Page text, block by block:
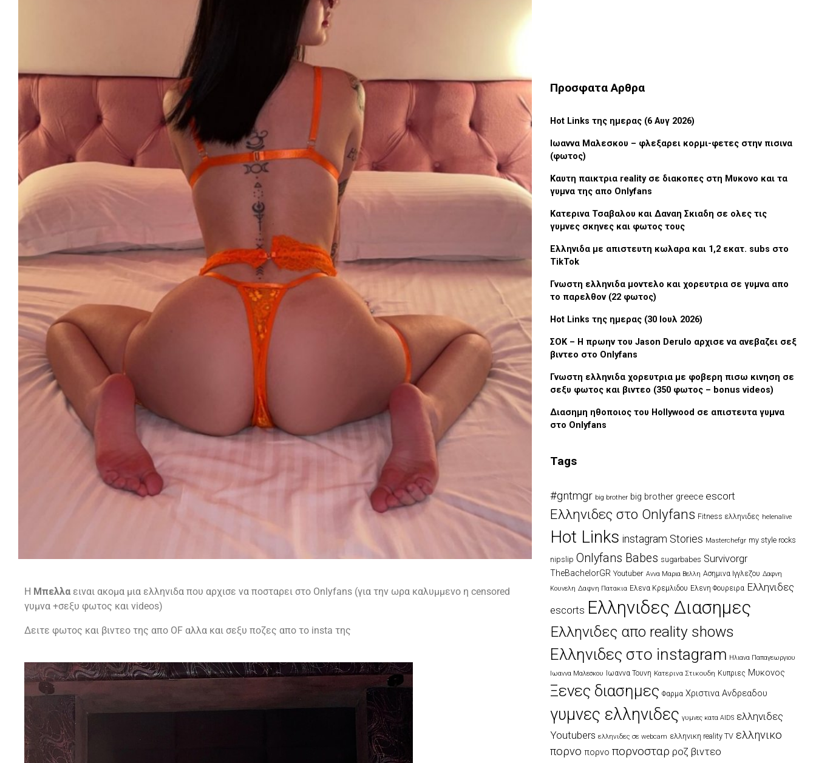
Η Μπελλα ειναι ακομα μια ελληνιδα που αρχισε να ποσταρει στο Onlyfans (για την ωρα καλυμμενο η censored
γυμνα +σεξυ φωτος και videos)
Δειτε φωτος και βιντεο της απο OF αλλα και σεξυ ποζες απο το insta της
Προσφατα Αρθρα
Hot Links της ημερας (6 Αυγ 2026)
Ιωαννα Μαλεσκου – φλεξαρει κορμι-φετες στην πισινα
(φωτος)
Καυτη παικτρια reality σε διακοπες στη Μυκονο και τα
γυμνα της απο Onlyfans
Κατερινα Τσαβαλου και Δαναη Σκιαδη σε ολες τις
γυμνες σκηνες και φωτος τους
Ελληνιδα με απιστευτη κωλαρα και 1,2 εκατ. subs στο
TikTok
Γνωστη ελληνιδα μοντελο και χορευτρια σε γυμνα απο
το παρελθον (22 φωτος)
Hot Links της ημερας (30 Ιουλ 2026)
ΣΟΚ – Η πρωην του Jason Derulo αρχισε να ανεβαζει σεξ
βιντεο στο Onlyfans
Γνωστη ελληνιδα χορευτρια με φοβερη πισω κινηση σε
σεξυ φωτος και βιντεο (350 φωτος – bonus videos)
Διασημη ηθοποιος του Hollywood σε απιστευτα γυμνα
στο Onlyfans
Tags
#gntmgr big brother big brother greece escort
Eλληνιδες στο Onlyfans Fitness ελληνιδες helenalive
Hot Links instagram Stories Masterchefgr my style rocks
nipslip Onlyfans Babes sugarbabes Survivorgr
TheBachelorGR Youtuber Αννα Μαρια Βελλη Ασημινα Ιγγλεζου Δαφνη
Κουνελη Δαφνη Πατακια Ελενα Κρεμλιδου Ελενη Φουρειρα Ελληνιδες
escorts Ελληνιδες Διασημες
Ελληνιδες απο reality shows
Ελληνιδες στο instagram Ηλιανα Παπαγεωργιου
Ιωαννα Μαλεσκου
Ιωαννα Τουνη Κατερινα Στικουδη Κυπριες Μυκονος
Ξενες διασημες Φαρμα Χριστινα Ανδρεαδου
γυμνες ελληνιδες γυμνες κατα AIDS ελληνιδες
Youtubers ελληνιδες σε webcam ελληνικη reality TV ελληνικο
πορνο πορνο πορνοσταρ ροζ βιντεο